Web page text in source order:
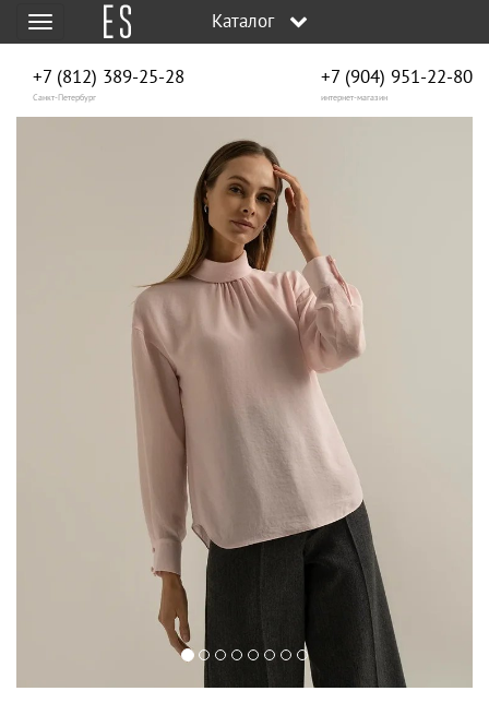
Меню Каталог
+7 (812) 389-25-28
Санкт-Петербург
+7 (904) 951‑22‑80
интернет-магазин